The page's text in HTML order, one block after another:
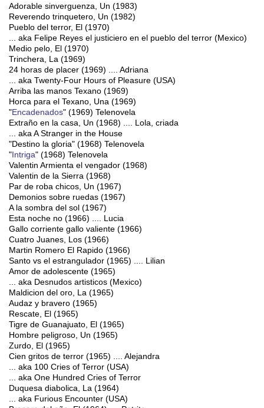
Adorable sinverguenza, Un (1983)
Reverendo trinquetero, Un (1982)
Pueblo del terror, El (1970)
... aka Felipe Reyes el justiciero en el pueblo del terror (Mexico)
Medio pelo, El (1970)
Trinchera, La (1969)
24 horas de placer (1969) .... Adriana
... aka Twenty-Four Hours of Pleasure (USA)
Arriba las manos Texano (1969)
Horca para el Texano, Una (1969)
"Encadenados" (1969) Telenovela
Extraño en la casa, Un (1968) .... Lola, criada
... aka A Stranger in the House
"Destino la gloria" (1968) Telenovela
"Intriga" (1968) Telenovela
Valentin Armienta el vengador (1968)
Valentin de la Sierra (1968)
Par de roba chicos, Un (1967)
Demonios sobre ruedas (1967)
A la sombra del sol (1967)
Esta noche no (1966) .... Lucia
Gallo corriente gallo valiente (1966)
Cuatro Juanes, Los (1966)
Martin Romero El Rapido (1966)
Santo vs el estrangulador (1965) .... Lilian
Amor de adolescente (1965)
... aka Desnudos artisticos (Mexico)
Maldicion del oro, La (1965)
Audaz y bravero (1965)
Rescate, El (1965)
Tigre de Guanajuato, El (1965)
Hombre peligroso, Un (1965)
Zurdo, El (1965)
Cien gritos de terror (1965) .... Alejandra
... aka 100 Cries of Terror (USA)
... aka One Hundred Cries of Terror
Duquesa diabolica, La (1964)
... aka Furious Encounter (USA)